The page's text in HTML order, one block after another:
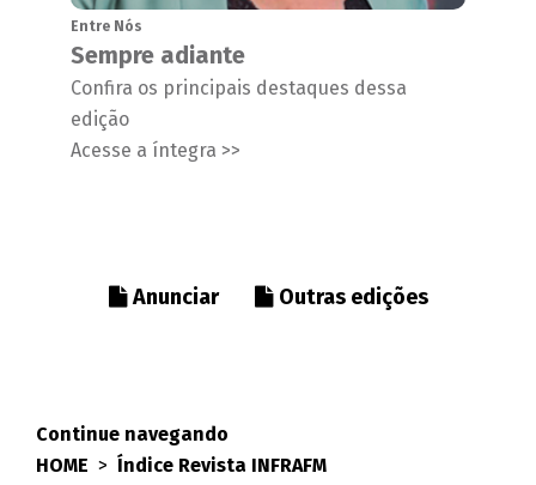
Entre Nós
Sempre adiante
Confira os principais destaques dessa
edição
Acesse a íntegra >>
Anunciar Outras edições
Continue navegando
HOME > Índice Revista INFRAFM